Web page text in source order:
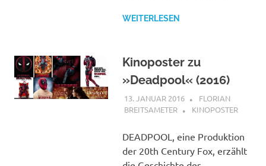
WEITERLESEN
Kinoposter zu
»Deadpool« (2016)
13. JANUAR 2016
FLORIAN
BREITSAMETER
KINOPOSTER
DEADPOOL, eine Produktion
der 20th Century Fox, erzählt